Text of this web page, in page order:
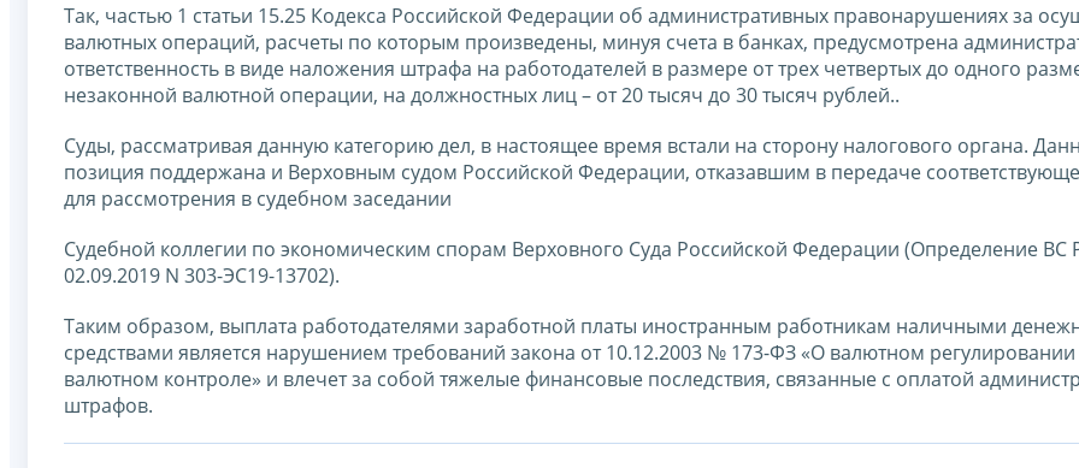
Так, частью 1 статьи 15.25 Кодекса Российской Федерации об административных правонарушениях за
валютных операций, расчеты по которым произведены, минуя счета в банках, предусмотрена
ответственность в виде наложения штрафа на работодателей в размере от трех четвертых до одного
незаконной валютной операции, на должностных лиц – от 20 тысяч до 30 тысяч рублей..
Суды, рассматривая данную категорию дел, в настоящее время встали на сторону налогового органа.
позиция поддержана и Верховным судом Российской Федерации, отказавшим в передаче
для рассмотрения в судебном заседании
Судебной коллегии по экономическим спорам Верховного Суда Российской Федерации (Определение ВС
02.09.2019 N 303-ЭС19-13702).
Таким образом, выплата работодателями заработной платы иностранным работникам наличными
средствами является нарушением требований закона от 10.12.2003 № 173-ФЗ «О валютном
валютном контроле» и влечет за собой тяжелые финансовые последствия, связанные с оплатой
штрафов.